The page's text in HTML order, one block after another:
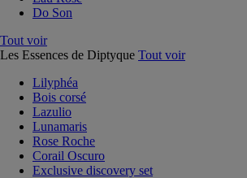
Do Son
Tout voir
Les Essences de Diptyque Tout voir
Lilyphéa
Bois corsé
Lazulio
Lunamaris
Rose Roche
Corail Oscuro
Exclusive discovery set